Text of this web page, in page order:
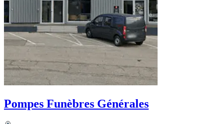
Pompes Funèbres Générales